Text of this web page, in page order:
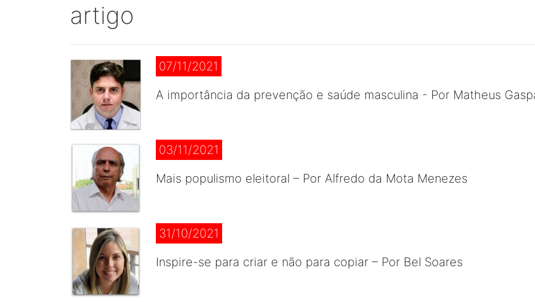
artigo
07/11/2021
A importância da prevenção e saúde masculina - Por Matheus
03/11/2021
Mais populismo eleitoral – Por Alfredo da Mota Menezes
31/10/2021
Inspire-se para criar e não para copiar – Por Bel Soares